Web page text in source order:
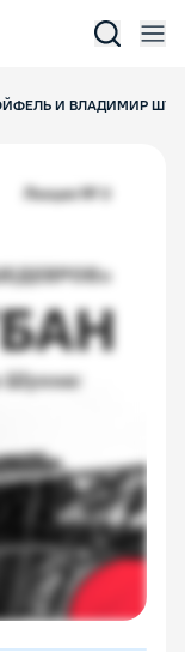
И ВЛАДИМИР